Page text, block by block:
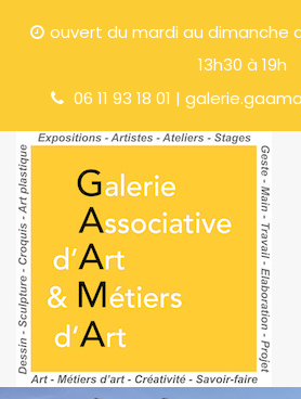
ouvert du mardi au dimanche
13h30 à 19h
06 11 93 18 01 |